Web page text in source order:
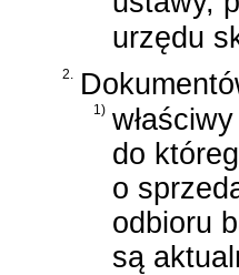
urzędu
2.
1)
do
o
odbioru
są